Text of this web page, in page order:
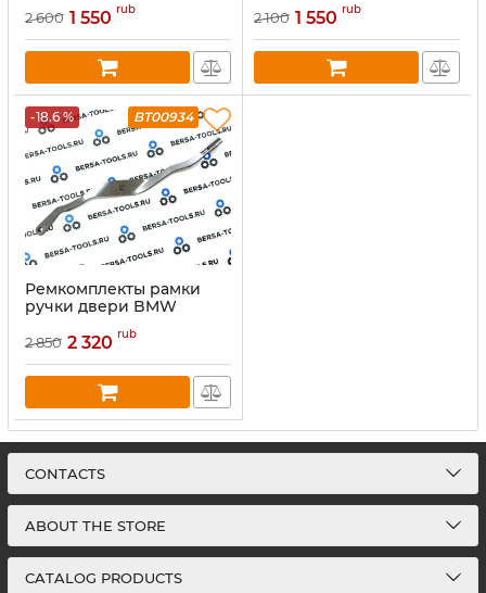
двери (передней/
2 600 1 550 rub
рамки двери (передней/
2 100 1 550 rub
-18.6 % BT00934
Ремкомплекты рамки
ручки двери BMW
рамки передней левой
2 850 2 320 rub
CONTACTS
ABOUT THE STORE
CATALOG PRODUCTS